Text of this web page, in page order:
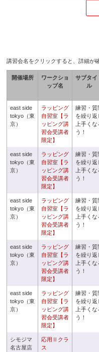
講習会名をクリックすると、詳細が
開催場所
ワークショ
ップ名
サブタイ
ル
east side
tokyo（東
京）
ラッピング
自習室【ラ
ッピング講
習会受講者
限定】
練習・質
を繰り返
上手くな
う！
east side
tokyo（東
京）
ラッピング
自習室【ラ
ッピング講
習会受講者
限定】
練習・質
を繰り返
上手くな
う！
east side
tokyo（東
京）
ラッピング
自習室【ラ
ッピング講
習会受講者
限定】
練習・質
を繰り返
上手くな
う！
east side
tokyo（東
京）
ラッピング
自習室【ラ
ッピング講
習会受講者
限定】
練習・質
を繰り返
上手くな
う！
east side
tokyo（東
京）
ラッピング
自習室【ラ
ッピング講
習会受講者
限定】
練習・質
を繰り返
上手くな
う！
シモジマ
名古屋店
応用Ⅱクラ
ス